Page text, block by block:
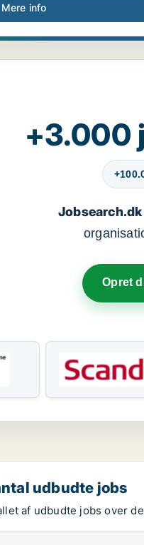
Mere info
+3.000
Jobsearch.dk
Opret
udbudte jobs
af udbudte jobs over